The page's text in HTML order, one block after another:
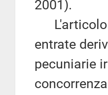
2001).
L'articolo
entrate
pecuniarie